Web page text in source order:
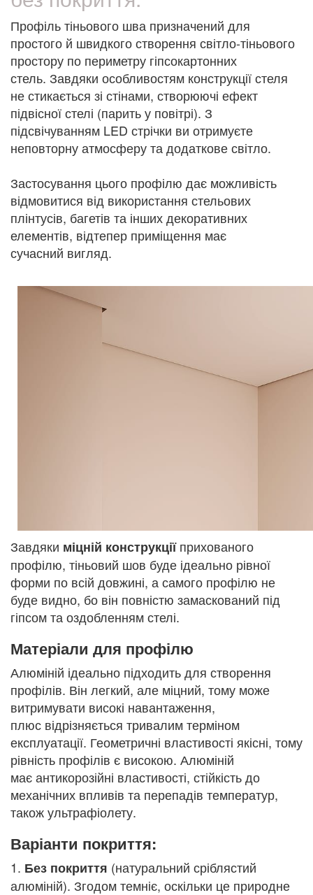
Профіль тіньового шва призначений для
простого й швидкого створення світло-тіньового
простору по периметру гіпсокартонних
стель. Завдяки особливостям конструкції стеля
не стикається зі стінами, створюючі ефект
підвісної стелі (парить у повітрі). З
підсвічуванням LED стрічки ви отримуєте
неповторну атмосферу та додаткове світло.
Застосування цього профілю дає можливість
відмовитися від використання стельових
плінтусів, багетів та інших декоративних
елементів, відтепер приміщення має
сучасний вигляд.
Завдяки міцній конструкціїприхованого
профілю, тіньовий шов буде ідеально рівної
форми по всій довжині, а самого профілю не
буде видно, бо він повністю замаскований під
гіпсом та оздобленням стелі.
Матеріали для профілю
Алюміній ідеально підходить для створення
профілів. Він легкий, але міцний, тому може
витримувати високі навантаження,
плюс відрізняється тривалим терміном
експлуатації. Геометричні властивості якісні, тому
рівність профілів є високою. Алюміній
має антикорозійні властивості, стійкість до
механічних впливів та перепадів температур,
також ультрафіолету.
Варіанти покриття:
1. Без покриття (натуральний сріблястий
алюміній). Згодом темніє, оскільки це природне